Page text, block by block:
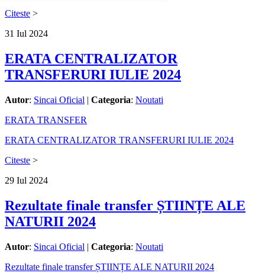
Citeste >
31 Iul 2024
ERATA CENTRALIZATOR
TRANSFERURI IULIE 2024
Autor: Sincai Oficial | Categoria: Noutati
ERATA TRANSFER
ERATA CENTRALIZATOR TRANSFERURI IULIE 2024
Citeste >
29 Iul 2024
Rezultate finale transfer ȘTIINȚE ALE
NATURII 2024
Autor: Sincai Oficial | Categoria: Noutati
Rezultate finale transfer ȘTIINȚE ALE NATURII 2024